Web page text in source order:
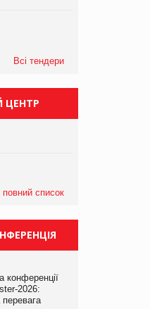
компанії «УкраМарин»
Всі тендери
ЦЕНТР
повний список
конференції
2026: